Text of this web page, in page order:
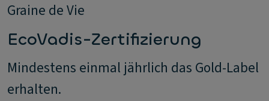
Graine de Vie
EcoVadis-Zertifizierung
Mindestens einmal jährlich das Gold-Label
erhalten.